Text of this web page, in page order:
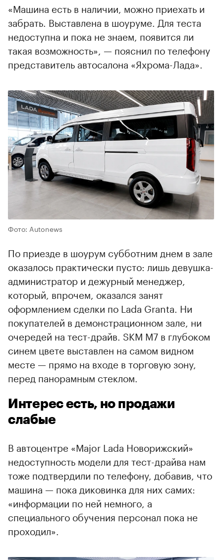
«Машина есть в наличии, можно приехать и
забрать. Выставлена в шоуруме. Для теста
недоступна и пока не знаем, появится ли
такая возможность», — пояснил по телефону
представитель автосалона «Яхрома-Лада».
Фото: Autonews
По приезде в шоурум субботним днем в зале
оказалось практически пусто: лишь девушка-
администратор и дежурный менеджер,
который, впрочем, оказался занят
оформлением сделки по Lada Granta. Ни
покупателей в демонстрационном зале, ни
очередей на тест-драйв. SKM M7 в глубоком
синем цвете выставлен на самом видном
месте — прямо на входе в торговую зону,
перед панорамным стеклом.
Интерес есть, но продажи
слабые
В автоцентре «Major Lada Новорижский»
недоступность модели для тест-драйва нам
тоже подтвердили по телефону, добавив, что
машина — пока диковинка для них самих:
«информации по ней немного, а
специального обучения персонал пока не
проходил».